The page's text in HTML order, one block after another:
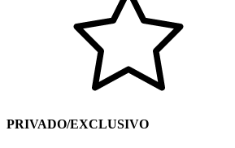
PRIVADO/EXCLUSIVO